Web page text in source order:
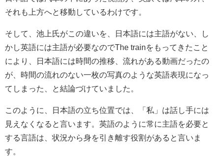
それも上方へと移動しているわけです。
そして、池上氏がこの違いを、日本語には主語がない、し
かし英語には主語が必要なのでThe trainをもってきたこと
により、日本語には時間の推移、流れがある動画だったの
が、時間の流れのない一枚の写真のような英語表現になっ
てしまった、と結論づけていました。
このように、日本語の立ち位置では、「私」は話し手には
見えなくなると言います。英語のように常に主語を必要と
する言語は、状況から身を引き離す役割があると言いま
す。